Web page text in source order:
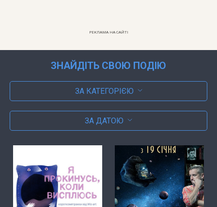
РЕКЛАМА НА САЙТІ
ЗНАЙДІТЬ СВОЮ ПОДІЮ
ЗА КАТЕГОРІЄЮ
ЗА ДАТОЮ